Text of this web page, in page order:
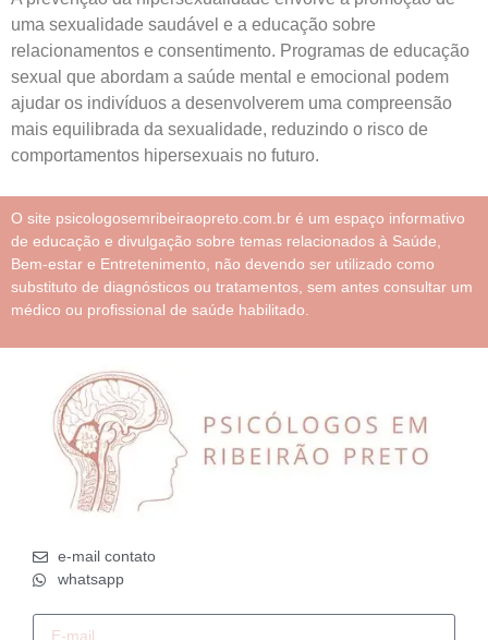
uma sexualidade saudável e a educação sobre
relacionamentos e consentimento. Programas de educação
sexual que abordam a saúde mental e emocional podem
ajudar os indivíduos a desenvolverem uma compreensão
mais equilibrada da sexualidade, reduzindo o risco de
comportamentos hipersexuais no futuro.
O site psicologosemribeiraopreto.com.br é um espaço informativo
de educação e divulgação sobre temas relacionados à Saúde,
Bem-estar e Entretenimento, não devendo ser utilizado como
substituto de diagnósticos ou tratamentos, sem antes consultar um
médico ou profissional de saúde habilitado.
e-mail contato
whatsapp